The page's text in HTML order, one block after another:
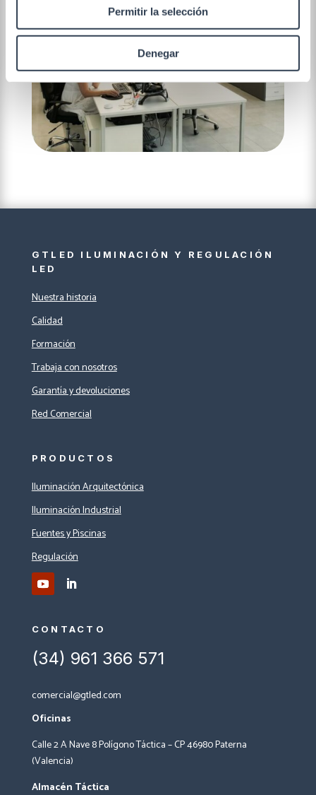
Permitir la selección
Denegar
GTLED ILUMINACIÓN Y REGULACIÓN
LED
Nuestra historia
Calidad
Formación
Trabaja con nosotros
Garantía y devoluciones
Red Comercial
PRODUCTOS
Iluminación Arquitectónica
Iluminación Industrial
Fuentes y Piscinas
Regulación
CONTACTO
(34) 961 366 571
comercial@gtled.com
Oficinas
Calle 2 A Nave 8 Polígono Táctica – CP 46980 Paterna
(Valencia)
Almacén Táctica